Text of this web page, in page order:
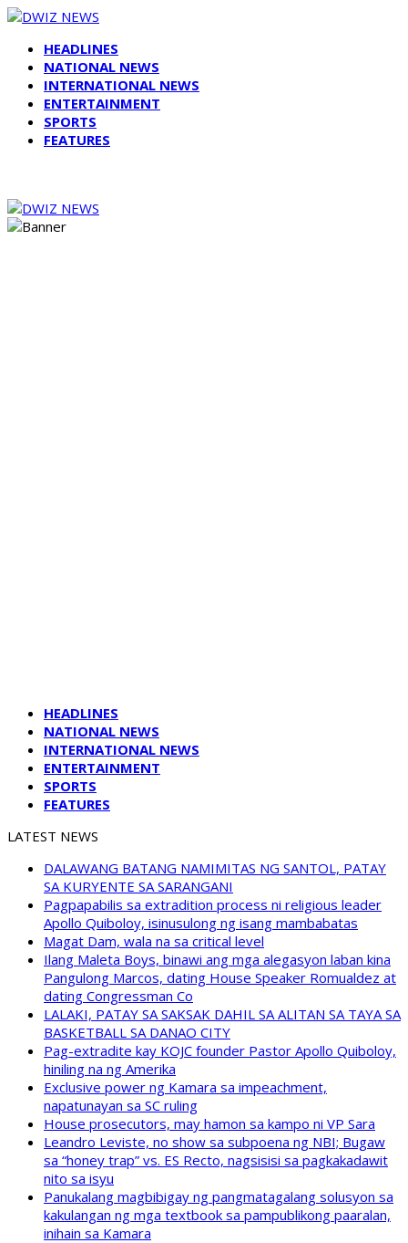
HEADLINES
NATIONAL NEWS
INTERNATIONAL NEWS
ENTERTAINMENT
SPORTS
FEATURES
HEADLINES
NATIONAL NEWS
INTERNATIONAL NEWS
ENTERTAINMENT
SPORTS
FEATURES
LATEST NEWS
DALAWANG BATANG NAMIMITAS NG SANTOL, PATAY
SA KURYENTE SA SARANGANI
Pagpapabilis sa extradition process ni religious leader
Apollo Quiboloy, isinusulong ng isang mambabatas
Magat Dam, wala na sa critical level
Ilang Maleta Boys, binawi ang mga alegasyon laban kina
Pangulong Marcos, dating House Speaker Romualdez at
dating Congressman Co
LALAKI, PATAY SA SAKSAK DAHIL SA ALITAN SA TAYA SA
BASKETBALL SA DANAO CITY
Pag-extradite kay KOJC founder Pastor Apollo Quiboloy,
hiniling na ng Amerika
Exclusive power ng Kamara sa impeachment,
napatunayan sa SC ruling
House prosecutors, may hamon sa kampo ni VP Sara
Leandro Leviste, no show sa subpoena ng NBI; Bugaw
sa “honey trap” vs. ES Recto, nagsisisi sa pagkakadawit
nito sa isyu
Panukalang magbibigay ng pangmatagalang solusyon sa
kakulangan ng mga textbook sa pampublikong paaralan,
inihain sa Kamara